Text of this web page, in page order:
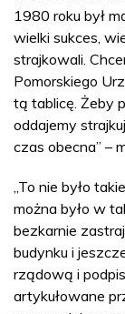
1980 roku był
wielki sukces,
strajkowali.
Pomorskiego
tą tablicę. Żeby
oddajemy
czas obecna” –
„To nie było
można było w
bezkarnie
budynku i
rządową i
artykułowane